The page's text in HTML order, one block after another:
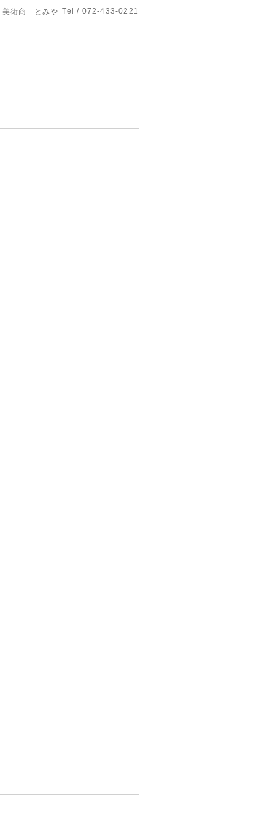
美術商 とみや Tel / 072-433-0221